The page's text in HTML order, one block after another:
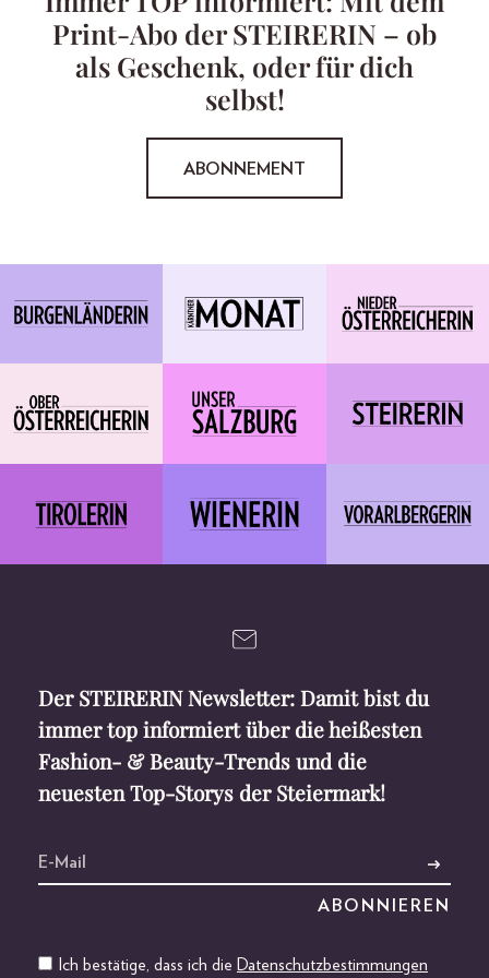
Print-Abo der STEIRERIN – ob
als Geschenk, oder für dich
selbst!
ABONNEMENT
Der STEIRERIN Newsletter: Damit bist du
immer top informiert über die heißesten
Fashion- & Beauty-Trends und die
neuesten Top-Storys der Steiermark!
Ich bestätige, dass ich die Datenschutzbestimmungen